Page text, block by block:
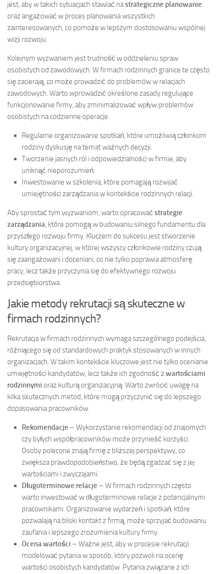
jest, aby w takich sytuacjach stawiać nastrategiczne planowanie
oraz angażować w proces planowania wszystkich
zainteresowanych, co pomoże w lepszym dostosowaniu wspólnej
wizji rozwoju.
Kolejnym wyzwaniem jest trudność w oddzieleniu spraw
osobistych od zawodowych. W firmach rodzinnych granice te często
się zacierają, co może prowadzić do problemów w relacjach
zawodowych. Warto wprowadzić określone zasady regulujące
funkcjonowanie firmy, aby zminimalizować wpływ problemów
osobistych na codzienne operacje.
Regularne organizowanie spotkań, które umożliwią członkom
rodziny dyskusję na temat ważnych decyzji.
Tworzenie jasnych ról i odpowiedzialności w firmie, aby
uniknąć nieporozumień.
Inwestowanie w szkolenia, które pomagają rozwijać
umiejętności zarządzania w kontekście rodzinnych relacji.
Aby sprostać tym wyzwaniom, warto opracować strategie
zarządzania, które pomogą w budowaniu silnego fundamentu dla
przyszłego rozwoju firmy. Kluczem do sukcesu jest stworzenie
kultury organizacyjnej, w której wszyscy członkowie rodziny czują
się zaangażowani i doceniani, co nie tylko poprawia atmosferę
pracy, lecz także przyczynia się do efektywnego rozwoju
przedsiębiorstwa.
Jakie metody rekrutacji są skuteczne w
firmach rodzinnych?
Rekrutacja w firmach rodzinnych wymaga szczególnego podejścia,
różniącego się od standardowych praktyk stosowanych w innych
organizacjach. W takim kontekście kluczowe jest nie tylko ocenianie
umiejętności kandydatów, lecz także ich zgodność zwartościami
rodzinnymi oraz kulturą organizacyjną. Warto zwrócić uwagę na
kilka skutecznych metod, które mogą przyczynić się do lepszego
dopasowania pracowników.
Rekomendacje – Wykorzystanie rekomendacji od znajomych
czy byłych współpracowników może przynieść korzyści.
Osoby polecone znają firmę z bliższej perspektywy, co
zwiększa prawdopodobieństwo, że będą zgadzać się z jej
wartościami i zwyczajami.
Długoterminowe relacje – W firmach rodzinnych często
warto inwestować w długoterminowe relacje z potencjalnymi
pracownikami. Organizowanie wydarzeń i spotkań, które
pozwalają na bliski kontakt z firmą, może sprzyjać budowaniu
zaufania i lepszego zrozumienia kultury firmy.
Ocena wartości – Ważne jest, aby w procesie rekrutacji
modelować pytania w sposób, który pozwoli na ocenę
wartości osobistych kandydatów. Pytania związane z ich